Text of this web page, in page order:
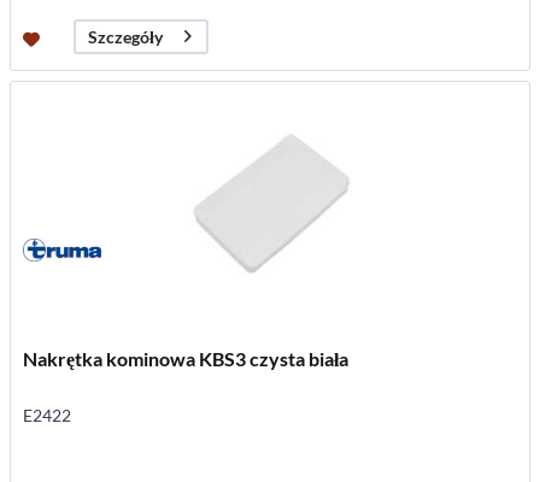
Szczegóły
Nakrętka kominowa KBS3 czysta biała
E2422